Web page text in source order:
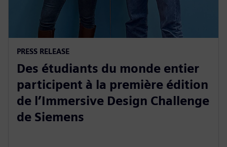
PRESS RELEASE
Des étudiants du monde entier
participent à la première édition
de l’Immersive Design Challenge
de Siemens